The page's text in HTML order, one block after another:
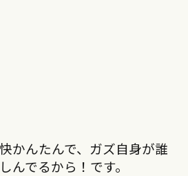
かんたんで、ガズ自身が誰
んでるから！です。